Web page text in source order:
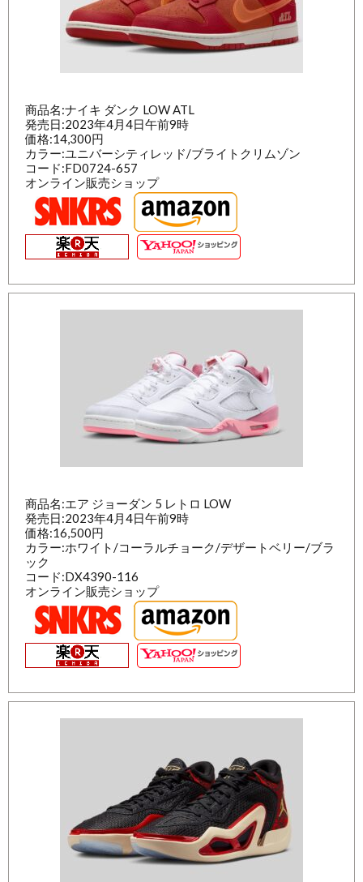
商品名:ナイキ ダンク LOW ATL
発売日:2023年4月4日午前9時
価格:14,300円
カラー:ユニバーシティレッド/ブライトクリムゾン
コード:FD0724-657
オンライン販売ショップ
商品名:エア ジョーダン 5 レトロ LOW
発売日:2023年4月4日午前9時
価格:16,500円
カラー:ホワイト/コーラルチョーク/デザートベリー/ブラ
ック
コード:DX4390-116
オンライン販売ショップ